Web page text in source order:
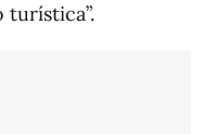
turística”.